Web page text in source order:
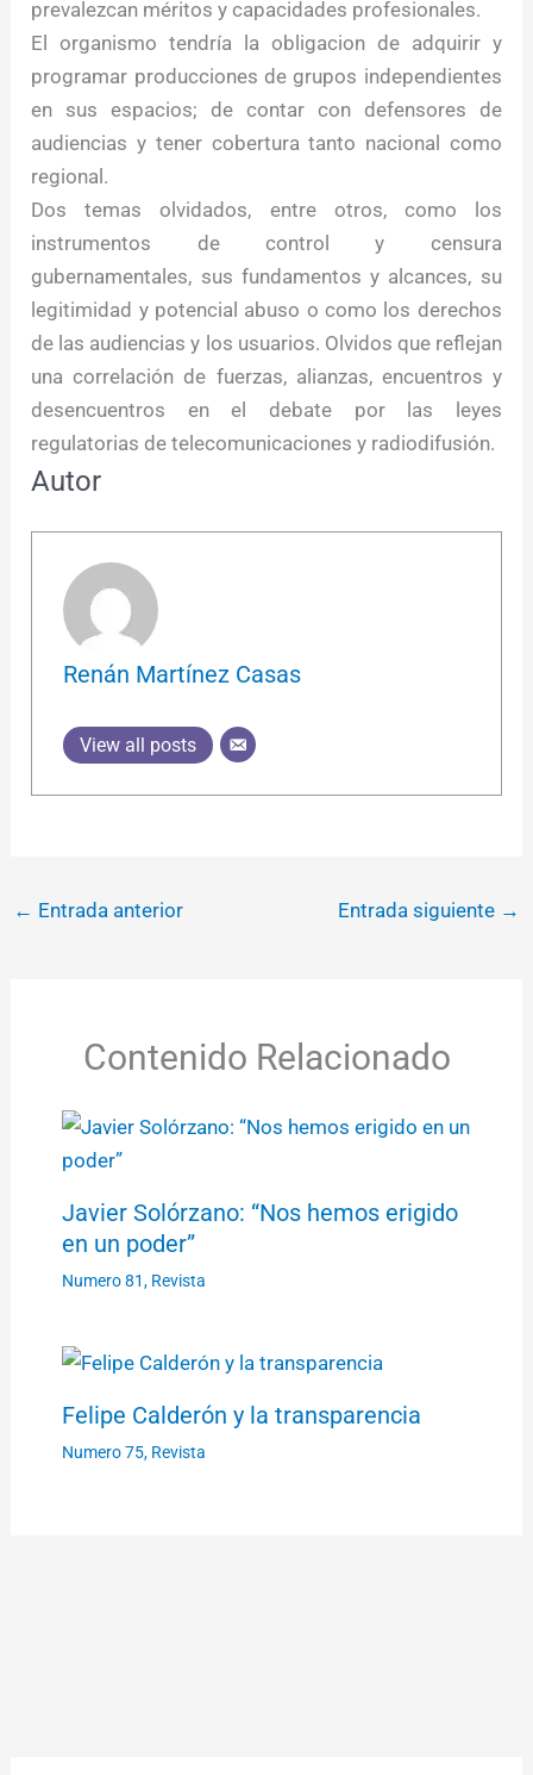
prevalezcan méritos y capacidades profesionales.
El organismo tendría la obligacion de adquirir y
programar producciones de grupos independientes
en sus espacios; de contar con defensores de
audiencias y tener cobertura tanto nacional como
regional.
Dos temas olvidados, entre otros, como los
instrumentos de control y censura
gubernamentales, sus fundamentos y alcances, su
legitimidad y potencial abuso o como los derechos
de las audiencias y los usuarios. Olvidos que reflejan
una correlación de fuerzas, alianzas, encuentros y
desencuentros en el debate por las leyes
regulatorias de telecomunicaciones y radiodifusión.
Autor
Renán Martínez Casas
View all posts
← Entrada anterior Entrada siguiente →
Contenido Relacionado
Javier Solórzano: “Nos hemos erigido
en un poder”
Numero 81, Revista
Felipe Calderón y la transparencia
Numero 75, Revista